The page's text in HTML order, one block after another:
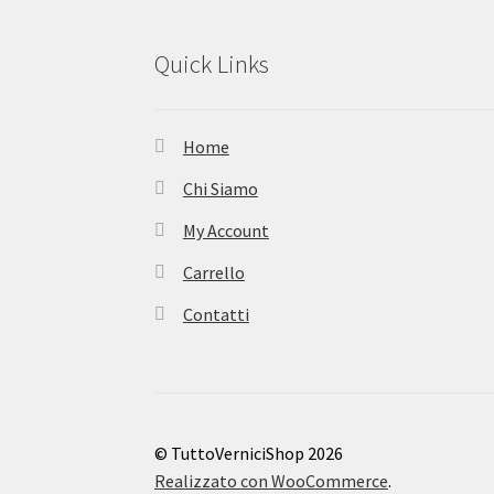
Quick Links
Home
Chi Siamo
My Account
Carrello
Contatti
© TuttoVerniciShop 2026
Realizzato con WooCommerce.